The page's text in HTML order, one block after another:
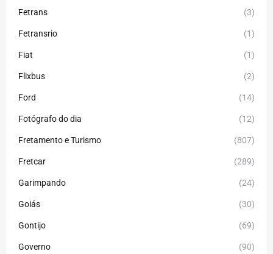
Fetrans (3)
Fetransrio (1)
Fiat (1)
Flixbus (2)
Ford (14)
Fotógrafo do dia (12)
Fretamento e Turismo (807)
Fretcar (289)
Garimpando (24)
Goiás (30)
Gontijo (69)
Governo (90)